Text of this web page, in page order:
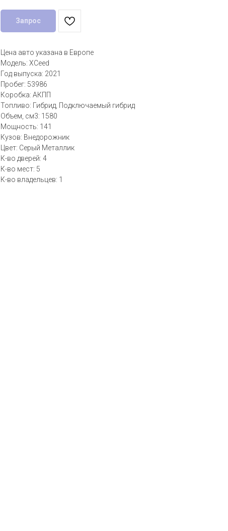
Запрос
Цена авто указана в Европе
Модель: XCeed
Год выпуска: 2021
Пробег: 53986
Коробка: АКПП
Топливо: Гибрид, Подключаемый гибрид
Объем, см3: 1580
Мощность: 141
Кузов: Внедорожник
Цвет: Серый Металлик
К-во дверей: 4
К-во мест: 5
К-во владельцев: 1